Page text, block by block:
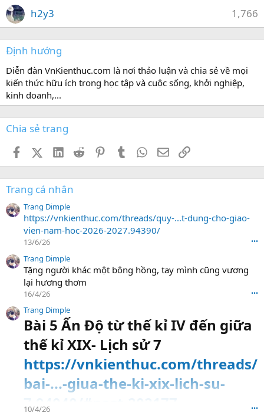
1,766
h2y3
Định hướng
Diễn đàn VnKienthuc.com là nơi thảo luận và chia sẻ về mọi
kiến thức hữu ích trong học tập và cuộc sống, khởi nghiệp,
kinh doanh,...
Chia sẻ trang
FacebookX (Twitter)
LinkedIn
Reddit PinterestTumblr WhatsApp
EmailLink
Trang cá nhân
Trang Dimple
https://vnkienthuc.com/threads/quy-...t-dung-cho-giao-
vien-nam-hoc-2026-2027.94390/
13/6/26 •••
Trang Dimple
Tặng người khác một bông hồng, tay mình cũng vương
lại hương thơm
16/4/26 •••
Trang Dimple
Bài 5 Ấn Độ từ thế kỉ IV đến giữa
thế kỉ XIX- Lịch sử 7
https://vnkienthuc.com/threads/
bai-...-giua-the-ki-xix-lich-su-
7.94040/#post-202177
10/4/26 •••